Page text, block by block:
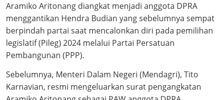
Aramiko Aritonang diangkat menjadi anggota DPRA
menggantikan Hendra Budian yang sebelumnya sempat
berpindah partai saat mencalonkan diri pada pemilihan
legislatif (Pileg) 2024 melalui Partai Persatuan
Pembangunan (PPP).
Sebelumnya, Menteri Dalam Negeri (Mendagri), Tito
Karnavian, resmi mengeluarkan surat pengangkatan